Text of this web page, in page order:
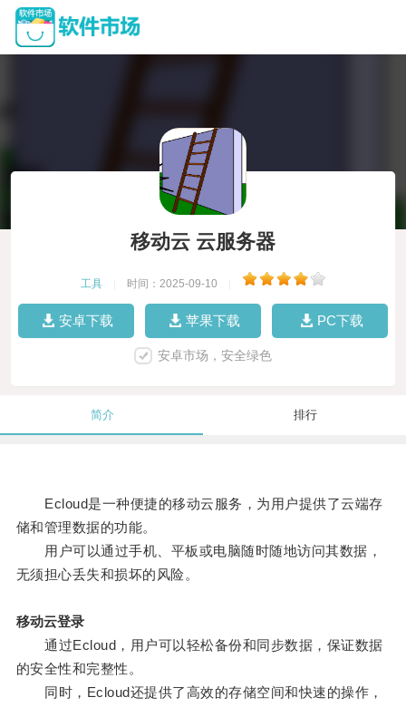
移动云 云服务器
工具 时间：2025-09-10
安卓下载 苹果下载 PC下载
安卓市场，安全绿色
简介 排行
Ecloud是一种便捷的移动云服务，为用户提供了云端存
储和管理数据的功能。
用户可以通过手机、平板或电脑随时随地访问其数据，
无须担心丢失和损坏的风险。
移动云登录
通过Ecloud，用户可以轻松备份和同步数据，保证数据
的安全性和完整性。
同时，Ecloud还提供了高效的存储空间和快速的操作，